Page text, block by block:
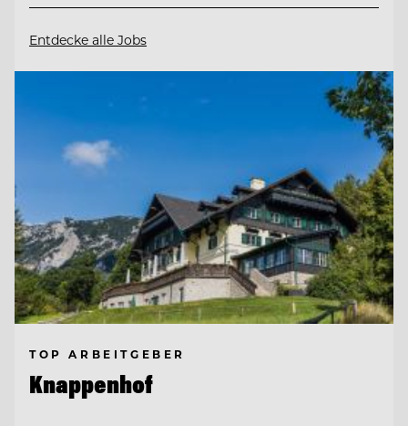
Entdecke alle Jobs
TOP ARBEITGEBER
Knappenhof